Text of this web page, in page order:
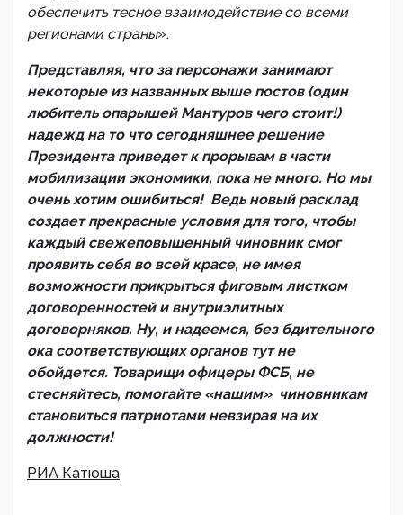
обеспечить тесное взаимодействие со всеми
регионами страны».
Представляя, что за персонажи занимают
некоторые из названных выше постов (один
любитель опарышей Мантуров чего стоит!)
надежд на то что сегодняшнее решение
Президента приведет к прорывам в части
мобилизации экономики, пока не много. Но мы
очень хотим ошибиться! Ведь новый расклад
создает прекрасные условия для того, чтобы
каждый свежеповышенный чиновник смог
проявить себя во всей красе, не имея
возможности прикрыться фиговым листком
договоренностей и внутриэлитных
договорняков. Ну, и надеемся, без бдительного
ока соответствующих органов тут не
обойдется. Товарищи офицеры ФСБ, не
стесняйтесь, помогайте «нашим» чиновникам
становиться патриотами невзирая на их
должности!
РИА Катюша